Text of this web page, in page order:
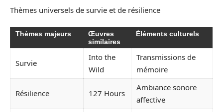
Thèmes universels de survie et de résilience
Thèmes majeurs
Œuvres
similaires
Éléments culturels
Survie
Into the
Wild
Transmissions de
mémoire
Résilience 127 Hours
Ambiance sonore
affective